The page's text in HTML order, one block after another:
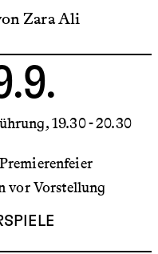
Zara Ali
19.30 - 20.30
vor Vorstellung